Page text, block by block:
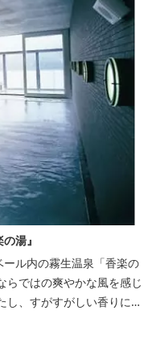
湯』
ル内の霧生温泉「香楽の
らではの爽やかな風を感じ
、すがすがしい香りに心
に人気です。 その他、
「大浴場」、高原の景色